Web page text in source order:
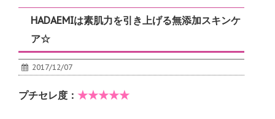
HADAEMIは素肌力を引き上げる無添加スキンケ
ア☆
2017/12/07
プチセレ度： ★★★★★